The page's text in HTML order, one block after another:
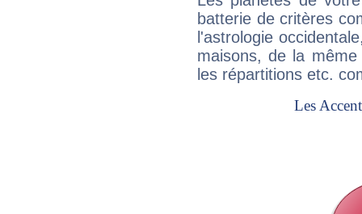
batterie de critères
l'astrologie
maisons, de la
les répartitions etc.